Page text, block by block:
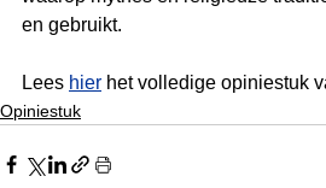
en gebruikt.
Lees hier het volledige opiniestuk
Opiniestuk